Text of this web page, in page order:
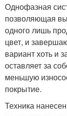
Однофазная
позволяющая
одного лишь
цвет, и
вариант хоть и
оставляет за
меньшую
покрытие.
Техника